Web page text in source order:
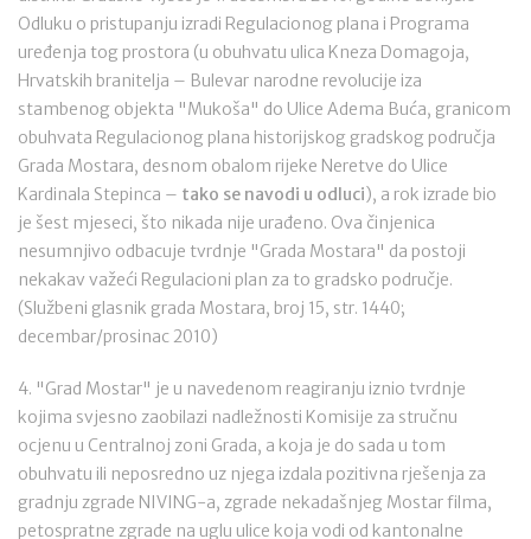
Odluku o pristupanju izradi Regulacionog plana i Programa
uređenja tog prostora (u obuhvatu ulica Kneza Domagoja,
Hrvatskih branitelja – Bulevar narodne revolucije iza
stambenog objekta "Mukoša" do Ulice Adema Buća, granicom
obuhvata Regulacionog plana historijskog gradskog područja
Grada Mostara, desnom obalom rijeke Neretve do Ulice
Kardinala Stepinca – tako se navodi u odluci), a rok izrade bio
je šest mjeseci, što nikada nije urađeno. Ova činjenica
nesumnjivo odbacuje tvrdnje "Grada Mostara" da postoji
nekakav važeći Regulacioni plan za to gradsko područje.
(Službeni glasnik grada Mostara, broj 15, str. 1440;
decembar/prosinac 2010)
4. "Grad Mostar" je u navedenom reagiranju iznio tvrdnje
kojima svjesno zaobilazi nadležnosti Komisije za stručnu
ocjenu u Centralnoj zoni Grada, a koja je do sada u tom
obuhvatu ili neposredno uz njega izdala pozitivna rješenja za
gradnju zgrade NIVING-a, zgrade nekadašnjeg Mostar filma,
petospratne zgrade na uglu ulice koja vodi od kantonalne